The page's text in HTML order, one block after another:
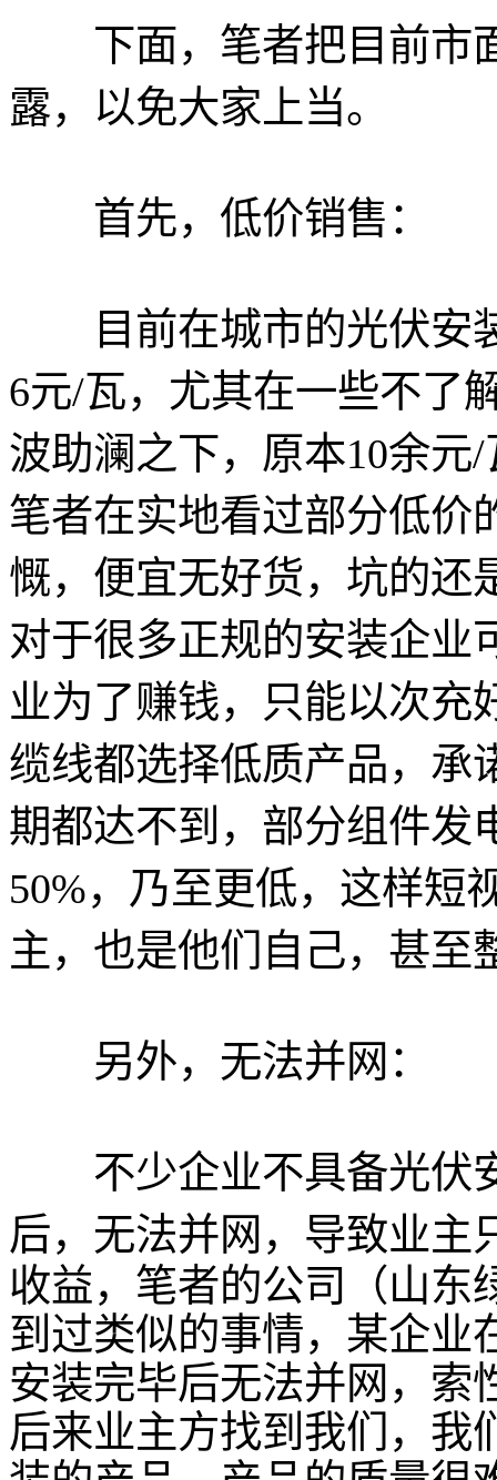
下面，笔者把目前市
露，以免大家上当。
首先，低价销售：
目前在城市的光伏安
6元/瓦，尤其在一些不了
波助澜之下，原本10余元
笔者在实地看过部分低价
慨，便宜无好货，坑的还
对于很多正规的安装企业
业为了赚钱，只能以次充
缆线都选择低质产品，承
期都达不到，部分组件发
50%，乃至更低，这样短
主，也是他们自己，甚至
另外，无法并网：
不少企业不具备光伏
后，无法并网，导致业主
收益，笔者的公司（山东
到过类似的事情，某企业
安装完毕后无法并网，索
后来业主方找到我们，我